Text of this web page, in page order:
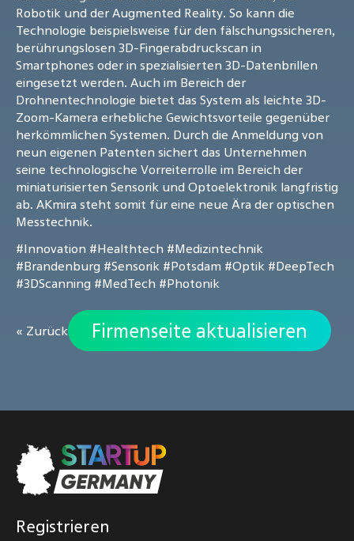
Robotik und der Augmented Reality. So kann die
Technologie beispielsweise für den fälschungssicheren,
berührungslosen 3D-Fingerabdruckscan in
Smartphones oder in spezialisierten 3D-Datenbrillen
eingesetzt werden. Auch im Bereich der
Drohnentechnologie bietet das System als leichte 3D-
Zoom-Kamera erhebliche Gewichtsvorteile gegenüber
herkömmlichen Systemen. Durch die Anmeldung von
neun eigenen Patenten sichert das Unternehmen
seine technologische Vorreiterrolle im Bereich der
miniaturisierten Sensorik und Optoelektronik langfristig
ab. AKmira steht somit für eine neue Ära der optischen
Messtechnik.
#Innovation #Healthtech #Medizintechnik
#Brandenburg #Sensorik #Potsdam #Optik #DeepTech
#3DScanning #MedTech #Photonik
« Zurück Firmenseite aktualisieren
Registrieren